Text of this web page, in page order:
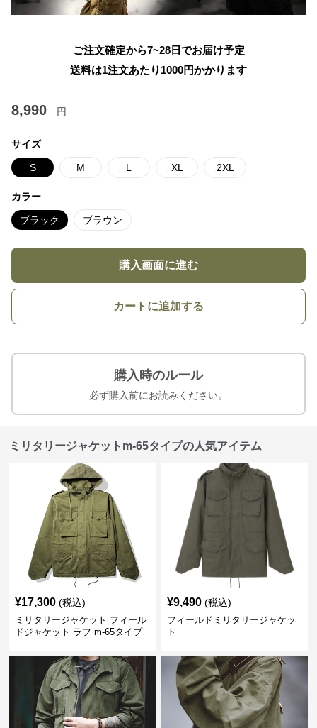
ご注文確定から7~28日でお届け予定
送料は1注文あたり 1000円かかります
8,990 円
サイズ
S M L XL 2XL
カラー
ブラック ブラウン
購入画面に進む
カートに追加する
購入時のルール
必ず購入前にお読みください。
ミリタリージャケットm-65タイプの人気アイテム
¥17,300 (税込)
ミリタリージャケット フィール
ドジャケット ラフ m-65タイプ
¥9,490 (税込)
フィールドミリタリージャケッ
ト